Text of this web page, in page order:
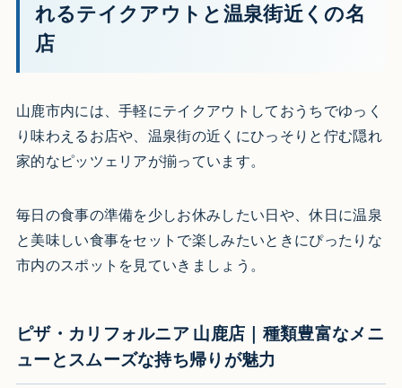
れるテイクアウトと温泉街近くの名
店
山鹿市内には、手軽にテイクアウトしておうちでゆっく
り味わえるお店や、温泉街の近くにひっそりと佇む隠れ
家的なピッツェリアが揃っています。
毎日の食事の準備を少しお休みしたい日や、休日に温泉
と美味しい食事をセットで楽しみたいときにぴったりな
市内のスポットを見ていきましょう。
ピザ・カリフォルニア 山鹿店｜種類豊富なメニ
ューとスムーズな持ち帰りが魅力